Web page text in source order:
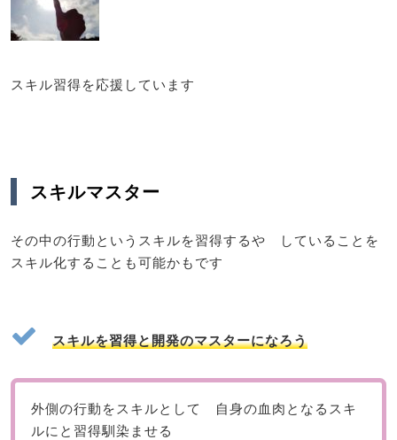
スキル習得を応援しています
スキルマスター
その中の行動というスキルを習得するや していることを
スキル化することも可能かもです
スキルを習得と開発のマスターになろう
外側の行動をスキルとして 自身の血肉となるスキ
ルにと習得馴染ませる